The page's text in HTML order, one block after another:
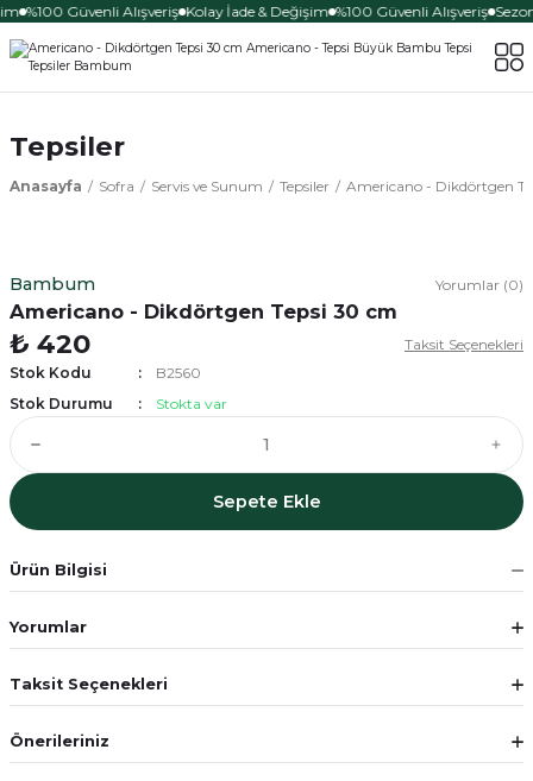
%100 Güvenli Alışveriş Kolay İade & Değişim %100 Güvenli Alışveriş
Tepsiler
Anasayfa Sofra Servis ve Sunum Tepsiler Americano - Dikdörtgen
Bambum Yorumlar (0)
Americano - Dikdörtgen Tepsi 30 cm
₺ 420
Taksit Seçenekleri
Stok Kodu
B2560
Stok Durumu
Stokta var
Sepete Ekle
Ürün Bilgisi
Yorumlar
Taksit Seçenekleri
Önerileriniz